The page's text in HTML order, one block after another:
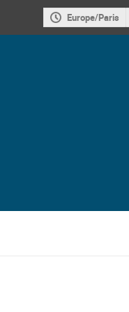
Europe/Paris